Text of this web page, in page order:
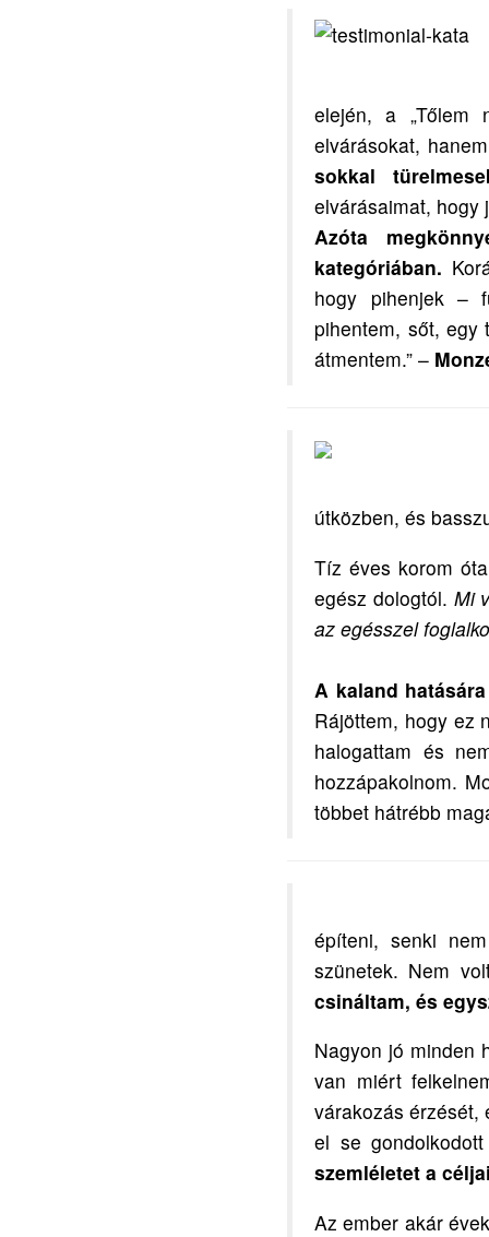
elején, a „Tőlem
elvárásokat,
sokkal
elvárásaimat, hogy
Azóta
kategóriában.
hogy pihenjek –
pihentem, sőt, egy
átmentem.” –
útközben, és
Tíz éves korom
egész dologtól. Mi
az egésszel
A kaland
Rájöttem, hogy ez
halogattam és
hozzápakolnom.
többet hátrébb
építeni, senki
szünetek. Nem
csináltam, és
Nagyon jó minden
van miért
várakozás érzését,
el se
szemléletet a
Az ember akár